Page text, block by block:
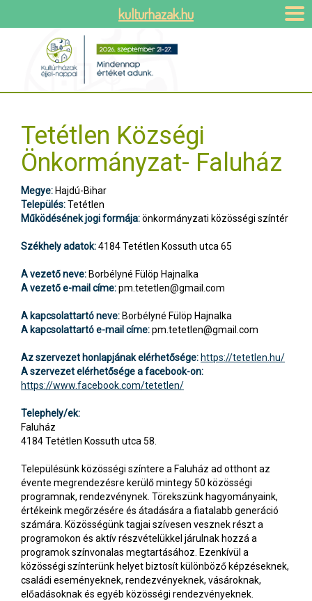
Tetétlen Községi
Önkormányzat- Faluház
Megye: Hajdú-Bihar
Település:Tetétlen
Működésének jogi formája:önkormányzati közösségi színtér
Székhely adatok:4184 Tetétlen Kossuth utca 65
A vezető neve: Borbélyné Fülöp Hajnalka
A vezető e-mail címe:pm.tetetlen@gmail.com
A kapcsolattartó neve: Borbélyné Fülöp Hajnalka
A kapcsolattartó e-mail címe:pm.tetetlen@gmail.com
Az szervezet honlapjának elérhetősége: https://tetetlen.hu/
A szervezet elérhetősége a facebook-on:
https://www.facebook.com/tetetlen/
Telephely/ek:
Faluház
4184 Tetétlen Kossuth utca 58.
Településünk közösségi színtere a Faluház ad otthont az
évente megrendezésre kerülő mintegy 50 közösségi
programnak, rendezvénynek. Törekszünk hagyományaink,
értékeink megőrzésére és átadására a fiatalabb generáció
számára. Közösségünk tagjai szívesen vesznek részt a
programokon és aktív részvételükkel járulnak hozzá a
programok színvonalas megtartásához. Ezenkívül a
közösségi színterünk helyet biztosít különböző képzéseknek,
családi eseményeknek, rendezvényeknek, vásároknak,
előadásoknak és egyéb közösségi rendezvényeknek.
kulturhazak.hu